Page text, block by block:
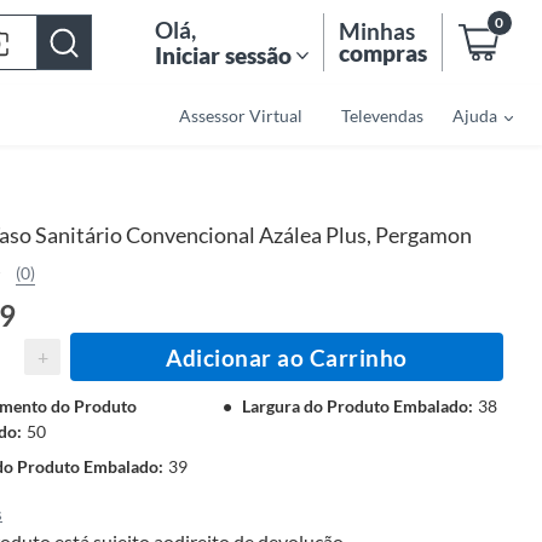
Olá,
Iniciar sessão
Minhas
compras
0
Assessor Virtual Televendas Ajuda
Sanitário Convencional Azálea Plus, Pergamon
(0)
+ Adicionar ao Carrinho
do Produto
: 50
Largura do Produto Embalado: 38
Produto Embalado: 39